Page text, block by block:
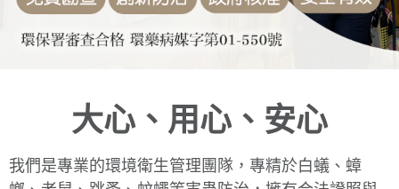
大心、用心、安心
我們是專業的環境衛生管理團隊，專精於白蟻、蟑